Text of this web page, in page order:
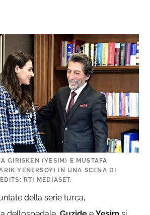
GIRISKEN (YESIM) E MUSTAFA
YENERSOY) IN UNA SCENA DI
RTI MEDIASET.
della serie turca,